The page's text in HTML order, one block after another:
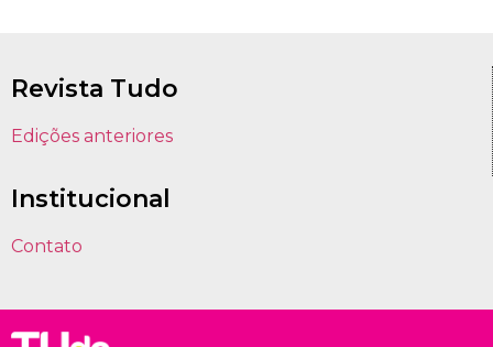
Revista Tudo
Edições anteriores
Institucional
Contato